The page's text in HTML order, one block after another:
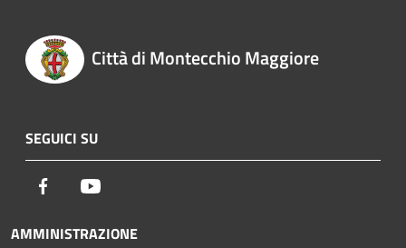
Città di Montecchio Maggiore
SEGUICI SU
Facebook
AMMINISTRAZIONE